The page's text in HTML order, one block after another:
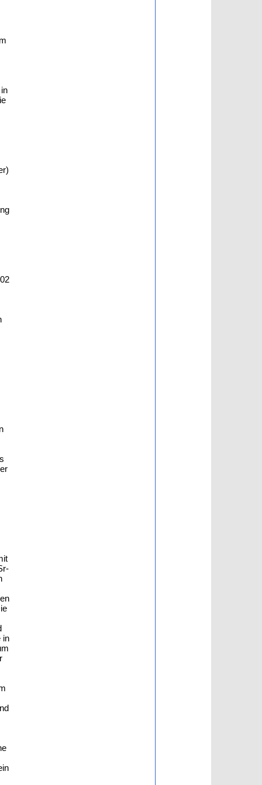
ranges from 0,71607±1 to 0,71618±1 and reflects mixtures of several ground water types which took part in different